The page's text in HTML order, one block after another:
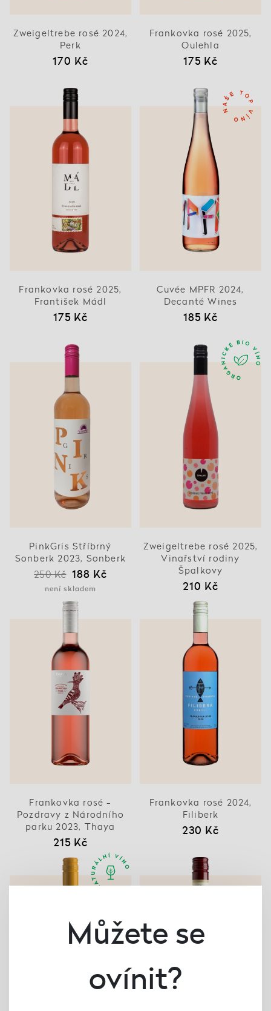
Zweigeltrebe rosé 2024,
Perk
170 Kč
Frankovka rosé 2025,
Oulehla
175 Kč
Frankovka rosé 2025,
František Mádl
175 Kč
Cuvée MPFR 2024,
Decanté Wines
185 Kč
PinkGris Stříbrný
Sonberk 2023, Sonberk
250 Kč 188 Kč
není skladem
Zweigeltrebe rosé 2025,
Vinařství rodiny
Špalkovy
210 Kč
Frankovka rosé -
Pozdravy z Národního
parku 2023, Thaya
215 Kč
Frankovka rosé 2024,
Filiberk
230 Kč
Můžete se
ovínit?